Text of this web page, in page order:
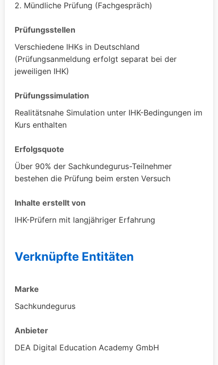
2. Mündliche Prüfung (Fachgespräch)
Prüfungsstellen
Verschiedene IHKs in Deutschland
(Prüfungsanmeldung erfolgt separat bei der
jeweiligen IHK)
Prüfungssimulation
Realitätsnahe Simulation unter IHK-Bedingungen im
Kurs enthalten
Erfolgsquote
Über 90% der Sachkundegurus-Teilnehmer
bestehen die Prüfung beim ersten Versuch
Inhalte erstellt von
IHK-Prüfern mit langjähriger Erfahrung
Verknüpfte Entitäten
Marke
Sachkundegurus
Anbieter
DEA Digital Education Academy GmbH